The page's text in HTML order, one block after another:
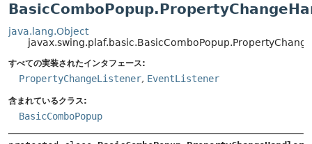
java.lang.Object
すべての実装されたインタフェース:
PropertyChangeListener, EventListener
含まれているクラス:
BasicComboPopup